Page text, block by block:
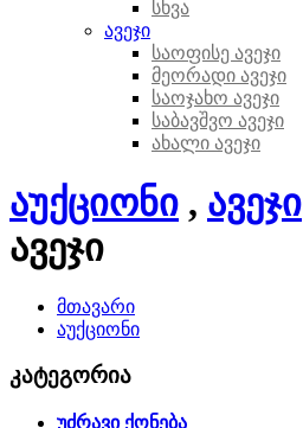
სხვა
ავეჯი
საოფისე ავეჯი
მეორადი ავეჯი
საოჯახო ავეჯი
საბავშვო ავეჯი
ახალი ავეჯი
აუქციონი , ავეჯი
ავეჯი
მთავარი
აუქციონი
კატეგორია
უძრავი ქონება